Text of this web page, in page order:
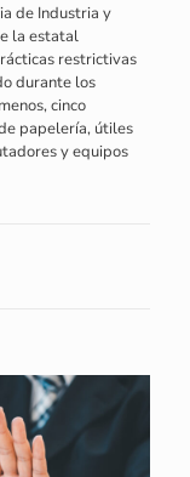
de Industria y
la estatal
restrictivas
durante los
cinco
papelería, útiles
y equipos